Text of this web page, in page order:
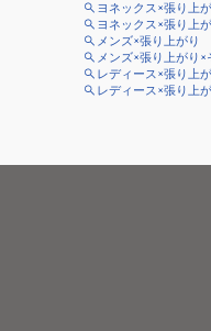
ヨネックス×張り上
ヨネックス×張り上
メンズ×張り上がり
メンズ×張り上がり×
レディース×張り上
レディース×張り上